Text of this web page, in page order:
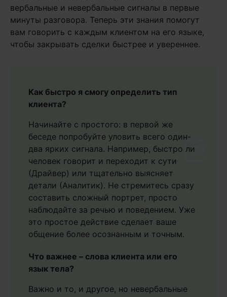
вербальные и невербальные сигналы в первые
минуты разговора. Теперь эти знания помогут
вам говорить с каждым клиентом на его языке,
чтобы закрывать сделки быстрее и увереннее.
Как быстро я смогу определить тип
клиента?
Начинайте с простого: в первой же
беседе попробуйте уловить всего один-
два ярких сигнала. Например, быстро ли
человек говорит и переходит к сути
(Драйвер) или тщательно выясняет
детали (Аналитик). Не стремитесь сразу
составить сложный портрет, просто
наблюдайте за речью и поведением. Уже
это простое действие сделает ваше
общение более осознанным и точным.
Что важнее – слова клиента или его
язык тела?
Важно и то, и другое, но невербальные